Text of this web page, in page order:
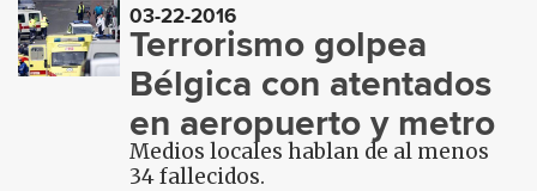
03-22-2016
Terrorismo golpea
Bélgica con atentados
en aeropuerto y metro
Medios locales hablan de al menos
34 fallecidos.